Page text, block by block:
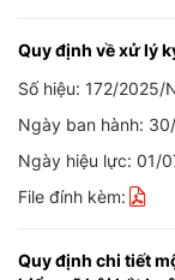
Quy định về xử lý
Số hiệu: 172/2025/
Ngày ban hành:
Ngày hiệu lực: 01/
File đính kèm:
Quy định chi tiết